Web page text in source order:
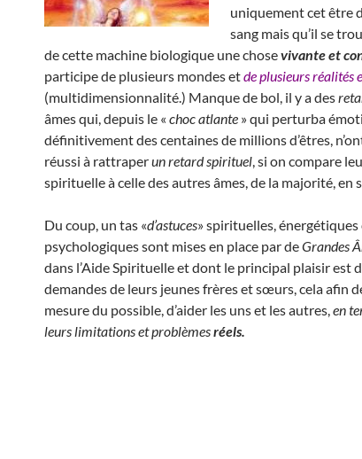
uniquement cet être
sang mais qu’il se
de cette machine biologique une chosevivante et
participe de plusieurs mondes etde plusieurs réalités
(multidimensionnalité.) Manque de bol, il y a des
âmes qui, depuis le « choc atlante » qui perturba
définitivement des centaines de millions d’êtres,
réussi à rattraperun retard spirituel, si on compare
spirituelle à celle des autres âmes, de la majorité, en
Du coup, un tas «d’astuces» spirituelles, énergétiques
psychologiques sont mises en place par deGrandes
dans l’Aide Spirituelle et dont le principal plaisir est
demandes de leurs jeunes frères et sœurs, cela afin
mesure du possible, d’aider les uns et les autres,en
leurs limitations et problèmesréels.